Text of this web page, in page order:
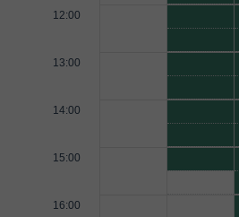
12:00
13:00
14:00
15:00
16:00